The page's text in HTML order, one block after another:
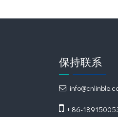
保持联系

 + 86-